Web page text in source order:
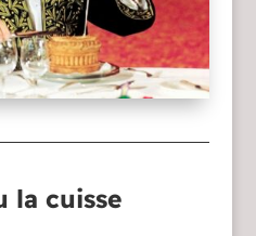
la cuisse